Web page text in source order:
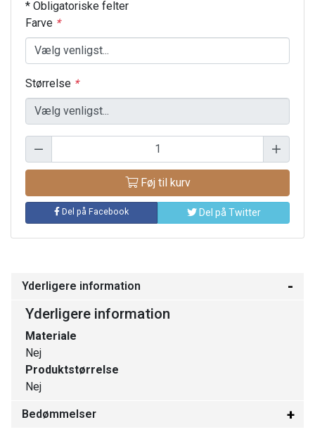
* Obligatoriske felter
Farve *
Størrelse *
Føj til kurv
Del på Facebook Del på Twitter
Yderligere information
Yderligere information
Materiale
Nej
Produktstørrelse
Nej
Bedømmelser